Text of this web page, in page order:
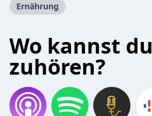
Ernährung
Wo kannst du
zuhören?